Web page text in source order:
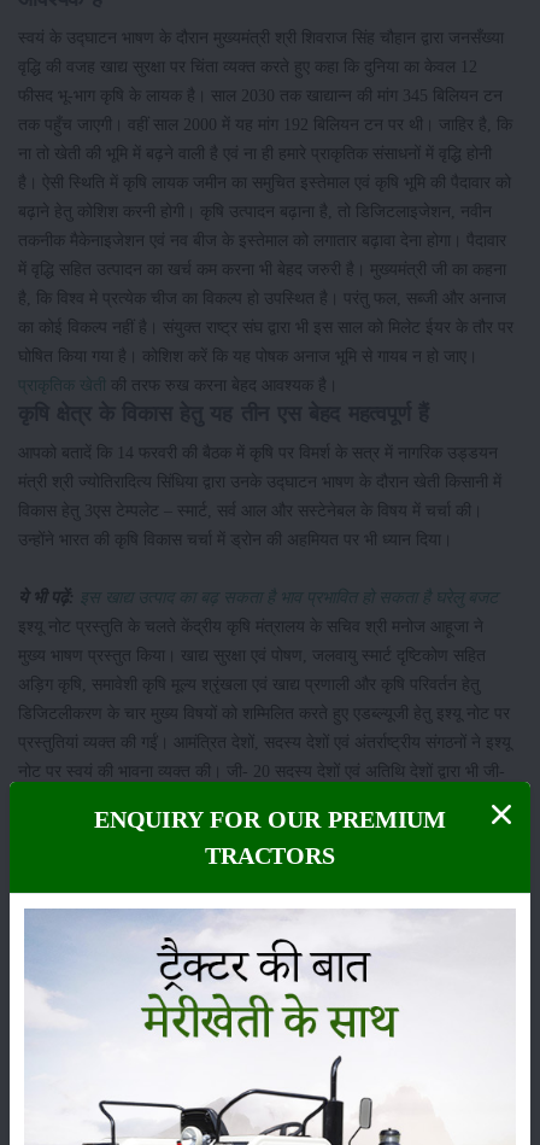
स्वयं के उद्घाटन भाषण के दौरान मुख्यमंत्री श्री शिवराज सिंह चौहान द्वारा जनसँख्या
वृद्धि की वजह खाद्य सुरक्षा पर चिंता व्यक्त करते हुए कहा कि दुनिया का केवल 12
फीसद भू-भाग कृषि के लायक है। साल 2030 तक खाद्यान्न की मांग 345 बिलियन टन
तक पहुँच जाएगी। वहीं साल 2000 में यह मांग 192 बिलियन टन पर थी। जाहिर है, कि
ना तो खेती की भूमि में बढ़ने वाली है एवं ना ही हमारे प्राकृतिक संसाधनों में वृद्धि होनी
है। ऐसी स्थिति में कृषि लायक जमीन का समुचित इस्तेमाल एवं कृषि भूमि की पैदावार को
बढ़ाने हेतु कोशिश करनी होगी। कृषि उत्पादन बढ़ाना है, तो डिजिटलाइजेशन, नवीन
तकनीक मैकेनाइजेशन एवं नव बीज के इस्तेमाल को लगातार बढ़ावा देना होगा। पैदावार
में वृद्धि सहित उत्पादन का खर्च कम करना भी बेहद जरुरी है। मुख्यमंत्री जी का कहना
है, कि विश्व मे प्रत्येक चीज का विकल्प हो उपस्थित है। परंतु फल, सब्जी और अनाज
का कोई विकल्प नहीं है। संयुक्त राष्ट्र संघ द्वारा भी इस साल को मिलेट ईयर के तौर पर
घोषित किया गया है। कोशिश करें कि यह पोषक अनाज भूमि से गायब न हो जाए।
प्राकृतिक खेती
की तरफ रुख करना बेहद आवश्यक है।
आपको बतादें कि 14 फरवरी की बैठक में कृषि पर विमर्श के सत्र में नागरिक उड्डयन
मंत्री श्री ज्योतिरादित्य सिंधिया द्वारा उनके उद्घाटन भाषण के दौरान खेती किसानी में
विकास हेतु 3एस टेम्पलेट – स्मार्ट, सर्व आल और सस्टेनेबल के विषय में चर्चा की।
उन्होंने भारत की कृषि विकास चर्चा में ड्रोन की अहमियत पर भी ध्यान दिया।
ये भी पढ़ें: इस खाद्य उत्पाद का बढ़ सकता है भाव प्रभावित हो सकता है घरेलु बजट
इश्यू नोट प्रस्तुति के चलते केंद्रीय कृषि मंत्रालय के सचिव श्री मनोज आहूजा ने
मुख्य भाषण प्रस्तुत किया। खाद्य सुरक्षा एवं पोषण, जलवायु स्मार्ट दृष्टिकोण सहित
अड़िग कृषि, समावेशी कृषि मूल्य श्रृंखला एवं खाद्य प्रणाली और कृषि परिवर्तन हेतु
डिजिटलीकरण के चार मुख्य विषयों को शम्मिलित करते हुए एडब्ल्यूजी हेतु इश्यू नोट पर
प्रस्तुतियां व्यक्त की गईं। आमंत्रित देशों, सदस्य देशों एवं अंतर्राष्ट्रीय संगठनों ने इश्यू
नोट पर स्वयं की भावना व्यक्त की। जी- 20 सदस्य देशों एवं अतिथि देशों द्वारा भी जी-
फसल
कीटनाशक पशुपालन
ENQUIRY FOR OUR PREMIUM
TRACTORS